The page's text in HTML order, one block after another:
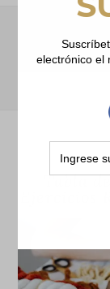
Tabla
Ejercicios